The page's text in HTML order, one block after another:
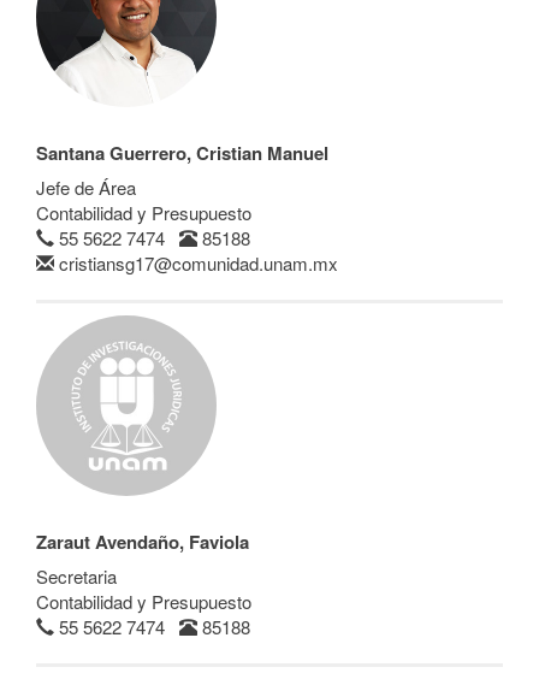
Santana Guerrero, Cristian Manuel
Jefe de Área
Contabilidad y Presupuesto
55 5622 7474
85188
cristiansg17@comunidad.unam.mx
Zaraut Avendaño, Faviola
Secretaria
Contabilidad y Presupuesto
55 5622 7474
85188